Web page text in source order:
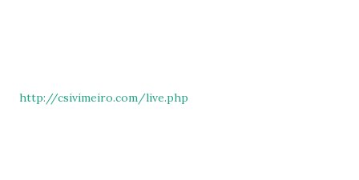
http://csivimeiro.com/live.php